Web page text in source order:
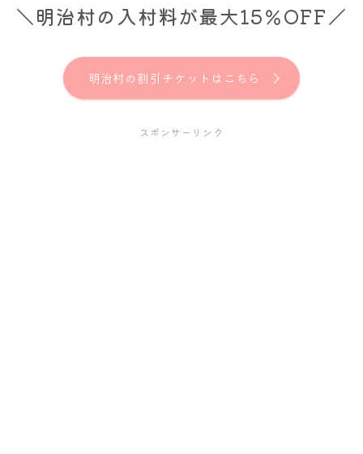
＼明治村の入村料が最大15％OFF／
明治村の割引チケットはこちら
スポンサーリンク